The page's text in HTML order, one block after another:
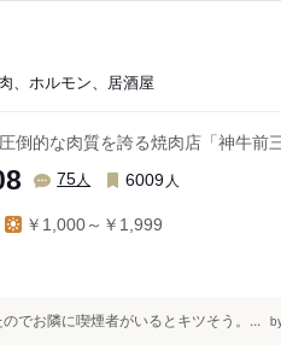
、ホルモン、居酒屋
倒的な肉質を誇る焼肉店「神牛前
75人 6009 人
￥1,000～￥1,999
でお隣に喫煙者がいるとキツそう。...